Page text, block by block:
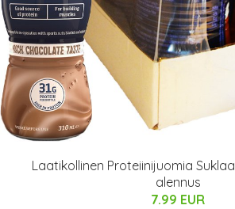
Laatikollinen Proteiinijuomia Suklaa
alennus
7.99 EUR